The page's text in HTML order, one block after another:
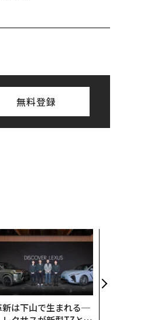
無料登録
新は下山で生まれる─
を徹底する理由